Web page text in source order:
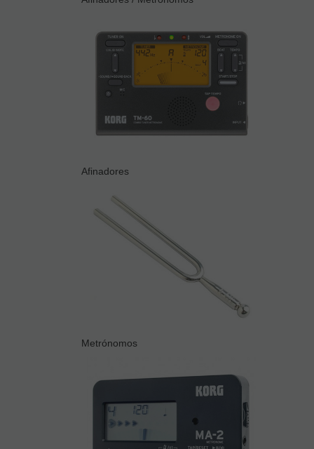
Afinadores
Metrónomos